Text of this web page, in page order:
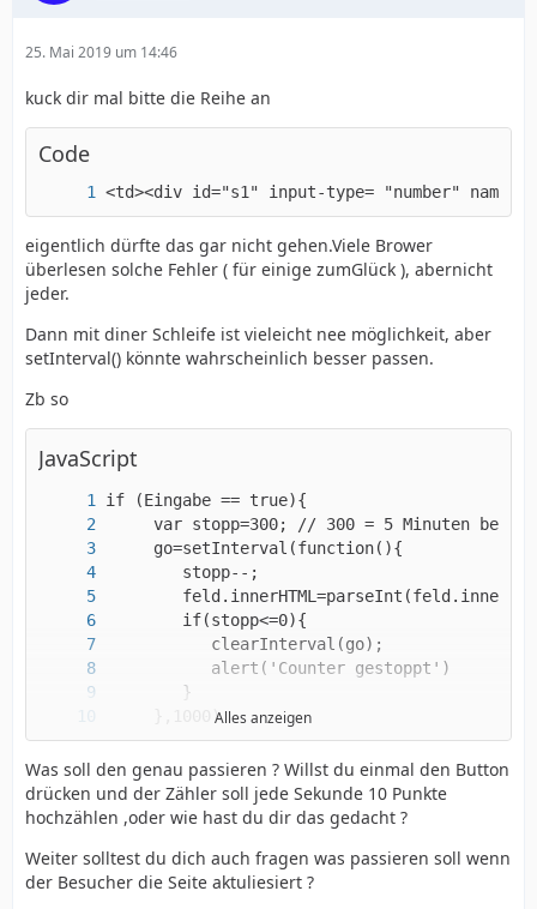
25. Mai 2019 um 14:46
kuck dir mal bitte die Reihe an
Code
<td><div id="s1" input-type= "number"
eigentlich dürfte das gar nicht gehen.Viele Brower
überlesen solche Fehler ( für einige zumGlück ), abernicht
jeder.
Dann mit diner Schleife ist vieleicht nee möglichkeit, aber
setInterval() könnte wahrscheinlich besser passen.
Zb so
JavaScript
}
Alles anzeigen
Was soll den genau passieren ? Willst du einmal den Button
drücken und der Zähler soll jede Sekunde 10 Punkte
hochzählen ,oder wie hast du dir das gedacht ?
Weiter solltest du dich auch fragen was passieren soll wenn
der Besucher die Seite aktuliesiert ?